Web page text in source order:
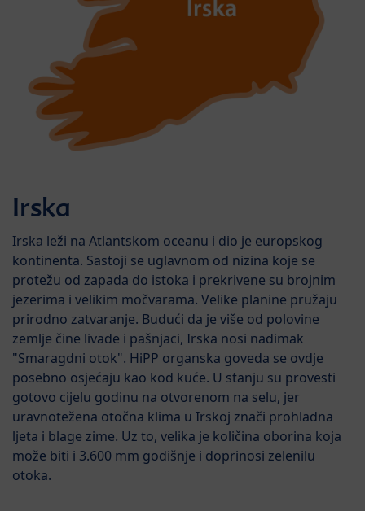
Irska
Irska leži na Atlantskom oceanu i dio je europskog
kontinenta. Sastoji se uglavnom od nizina koje se
protežu od zapada do istoka i prekrivene su brojnim
jezerima i velikim močvarama. Velike planine pružaju
prirodno zatvaranje. Budući da je više od polovine
zemlje čine livade i pašnjaci, Irska nosi nadimak
"Smaragdni otok". HiPP organska goveda se ovdje
posebno osjećaju kao kod kuće. U stanju su provesti
gotovo cijelu godinu na otvorenom na selu, jer
uravnotežena otočna klima u Irskoj znači prohladna
ljeta i blage zime. Uz to, velika je količina oborina koja
može biti i 3.600 mm godišnje i doprinosi zelenilu
otoka.